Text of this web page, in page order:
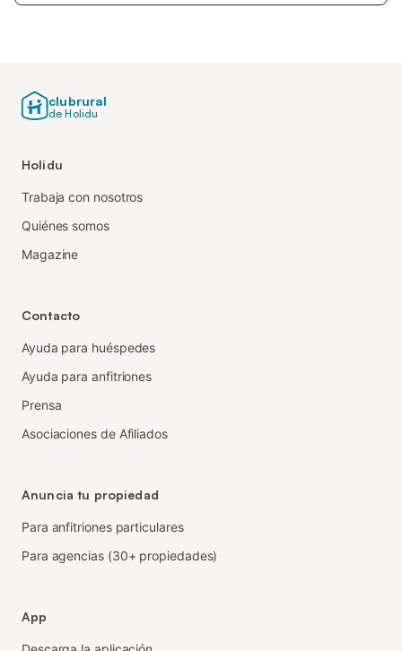
clubrural
de Holidu
Holidu
Trabaja con nosotros
Quiénes somos
Magazine
Contacto
Ayuda para huéspedes
Ayuda para anfitriones
Prensa
Asociaciones de Afiliados
Anuncia tu propiedad
Para anfitriones particulares
Para agencias (30+ propiedades)
App